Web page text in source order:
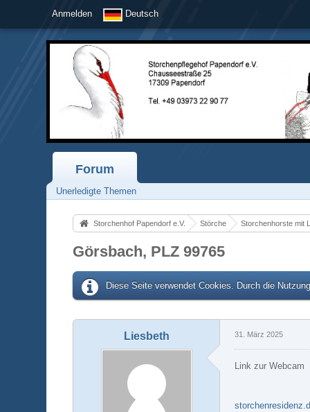
Anmelden Deutsch
Forum
Unerledigte Themen
Storchenhof Papendorf e.V. Störche Storchenhorste mit
Görsbach, PLZ 99765
Diese Seite verwendet Cookies. Durch die
Liesbeth 31. März 2025
Link zur Webcam